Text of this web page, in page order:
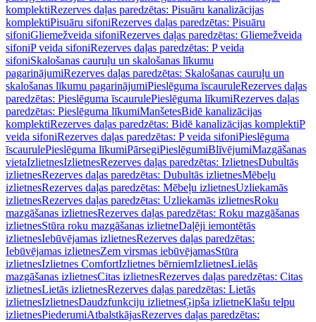
komplektiRezerves daļas paredzētas: Pisuāru kanalizācijas
komplektiPisuāru sifoniRezerves daļas paredzētas: Pisuāru
sifoniGliemežveida sifoniRezerves daļas paredzētas: Gliemežveida
sifoniP veida sifoniRezerves daļas paredzētas: P veida
sifoniSkalošanas cauruļu un skalošanas līkumu
pagarinājumiRezerves daļas paredzētas: Skalošanas cauruļu un
skalošanas līkumu pagarinājumiPieslēguma īscauruleRezerves daļas
paredzētas: Pieslēguma īscaurulePieslēguma līkumiRezerves daļas
paredzētas: Pieslēguma līkumiManšetesBidē kanalizācijas
komplektiRezerves daļas paredzētas: Bidē kanalizācijas komplektiP
veida sifoniRezerves daļas paredzētas: P veida sifoniPieslēguma
īscaurulePieslēguma līkumiPārsegiPieslēgumiBlīvējumiMazgāšanas
vietaIzlietnesIzlietnesRezerves daļas paredzētas: IzlietnesDubultās
izlietnesRezerves daļas paredzētas: Dubultās izlietnesMēbeļu
izlietnesRezerves daļas paredzētas: Mēbeļu izlietnesUzliekamās
izlietnesRezerves daļas paredzētas: Uzliekamās izlietnesRoku
mazgāšanas izlietnesRezerves daļas paredzētas: Roku mazgāšanas
izlietnesStūra roku mazgāšanas izlietneDaļēji iemontētās
izlietnesIebūvējamas izlietnesRezerves daļas paredzētas:
Iebūvējamas izlietnesZem virsmas iebūvējamasStūra
izlietnesIzlietnes ComfortIzlietnes bērniemIzlietnesLielās
mazgāšanas izlietnesCitas izlietnesRezerves daļas paredzētas: Citas
izlietnesLietās izlietnesRezerves daļas paredzētas: Lietās
izlietnesIzlietnesDaudzfunkciju izlietnesĢipša izlietneKlašu telpu
izlietnesPiederumiAtbalstkājasRezerves daļas paredzētas: